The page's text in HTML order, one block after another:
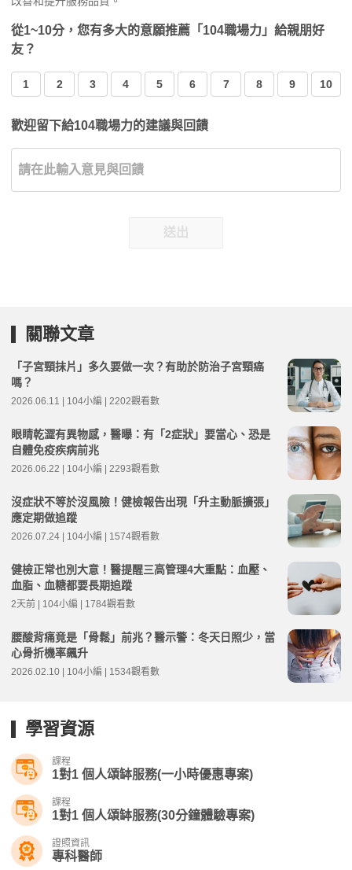
從1~10分，您有多大的意願推薦「104職場力」給親朋好
友？
1 2 3 4 5 6 7 8 9 10
歡迎留下給104職場力的建議與回饋
送出
關聯文章
「子宮頸抹片」多久要做一次？有助於防治子宮頸癌
嗎？
2026.06.11 | 104小編 | 2202觀看數
眼睛乾澀有異物感，醫曝：有「2症狀」要當心、恐是
自體免疫疾病前兆
2026.06.22 | 104小編 | 2293觀看數
沒症狀不等於沒風險！健檢報告出現「升主動脈擴張」
應定期做追蹤
2026.07.24 | 104小編 | 1574觀看數
健檢正常也別大意！醫提醒三高管理4大重點：血壓、
血脂、血糖都要長期追蹤
2天前 | 104小編 | 1784觀看數
腰酸背痛竟是「骨鬆」前兆？醫示警：冬天日照少，當
心骨折機率飆升
2026.02.10 | 104小編 | 1534觀看數
學習資源
課程
1對1 個人頌缽服務(一小時優惠專案)
課程
1對1 個人頌缽服務(30分鐘體驗專案)
證照資訊
專科醫師